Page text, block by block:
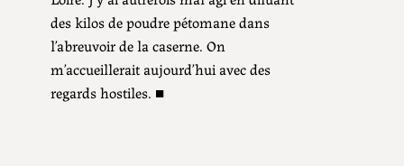
des kilos de poudre pétomane dans
l’abreuvoir de la caserne. On
m’accueillerait aujourd’hui avec des
regards hostiles. ■